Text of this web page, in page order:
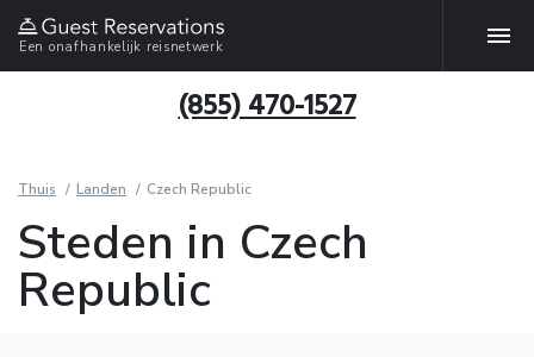
Een onafhankelijk reisnetwerk
(855) 470-1527
Thuis Landen Czech Republic
Steden in Czech
Republic